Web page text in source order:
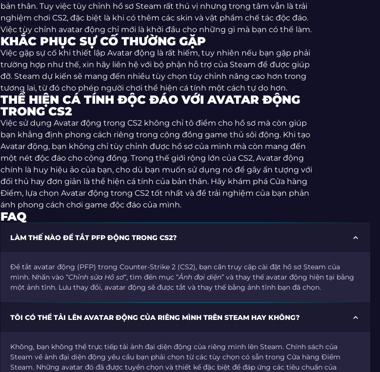
bản thân. Tuy việc tùy chỉnh hồ sơ Steam rất thú vị nhưng trọng tâm vẫn là trải
nghiệm chơi CS2, đặc biệt là khi có thêm các skin và vật phẩm chế tác độc đáo.
Việc tùy chỉnh avatar động chỉ mới là khởi đầu cho những gì mà bạn có thể làm.
KHẮC PHỤC SỰ CỐ THƯỜNG GẶP
Việc gặp sự cố khi thiết lập Avatar động là rất hiếm, tuy nhiên nếu bạn gặp phải
trường hợp như thế, xin hãy liên hệ với bộ phận hỗ trợ của Steam để được giúp
đỡ. Steam dự kiến sẽ mang đến nhiều tùy chọn tùy chỉnh nâng cao hơn trong
tương lai, từ đó cho phép người chơi thể hiện cá tính một cách tự do hơn.
THỂ HIỆN CÁ TÍNH ĐỘC ĐÁO VỚI AVATAR ĐỘNG
TRONG CS2
Việc sử dụng Avatar động trong CS2 không chỉ tô điểm cho hồ sơ mà còn giúp
bạn khẳng định phong cách riêng trong cộng đồng game thủ sôi động. Khi tạo
Avatar động, bạn không chỉ tùy chỉnh được hồ sơ của mình mà còn mang đến
một nét độc đáo cho cộng đồng. Trong thế giới rộng lớn của CS2, Avatar động
chính là huy hiệu ảo của bạn, cho dù bạn muốn sử dụng nó để gây ấn tượng với
đối thủ hay đơn giản là thể hiện cá tính của bản thân. Hãy khám phá Cửa hàng
Điểm, lựa chọn Avatar động trong CS2 tốt nhất và để trải nghiệm của bạn phản
ánh phong cách chơi game độc đáo của mình.
FAQ
LÀM THẾ NÀO ĐỂ TẮT PFP ĐỘNG TRONG CS2?
Để tắt avatar động (PFP) trong Counter-Strike 2 (CS2), bạn cần truy cập cài đặt hồ sơ Steam của
mình. Nhấn vào “Chỉnh sửa Hồ sơ“, tìm đến mục “Ảnh đại diện” và thay thế avatar động hiện tại bằng
một ảnh tĩnh. Lưu thay đổi, avatar động sẽ được tắt và thay thế bằng ảnh tĩnh bạn đã chọn.
TÔI CÓ THỂ TẢI LÊN AVATAR ĐỘNG CỦA RIÊNG MÌNH TRÊN STEAM HAY KHÔNG?
Không, bạn không thể trực tiếp tải ảnh đại diện động của riêng mình lên Steam. Chính sách của
Steam về ảnh đại diện động yêu cầu bạn phải chọn từ các tùy chọn có sẵn trong Cửa hàng Điểm
Steam. Những avatar đó đã được tuyển chọn và thiết kế đặc biệt để đáp ứng các tiêu chuẩn của